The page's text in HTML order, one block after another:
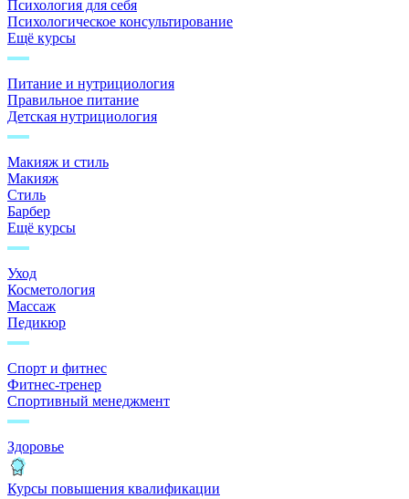
Психология для себя
Психологическое консультирование
Ещё курсы
Питание и нутрициология
Правильное питание
Детская нутрициология
Макияж и стиль
Макияж
Стиль
Барбер
Ещё курсы
Уход
Косметология
Массаж
Педикюр
Спорт и фитнес
Фитнес-тренер
Спортивный менеджмент
Здоровье
Курсы повышения квалификации